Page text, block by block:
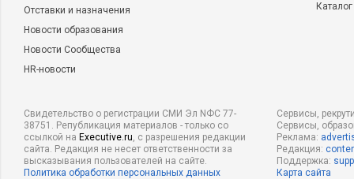
Отставки и назначения
Новости образования
Новости Сообщества
HR-новости
Свидетельство о регистрации СМИ Эл NФС 77-
38751. Републикация материалов - только со
ссылкой на Executive.ru, с разрешения редакции
сайта. Редакция не несет ответственности за
высказывания пользователей на сайте.
Политика обработки персональных данных
Сервисы,
Сервисы,
Реклама:
Редакция:
Поддержка:
Карта сайта